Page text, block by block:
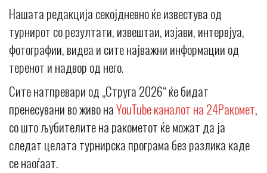
Нашата редакција секојдневно ќе известува од
турнирот со резултати, извештаи, изјави, интервјуа,
фотографии, видеа и сите најважни информации од
теренот и надвор од него.
Сите натпревари од „Струга 2026“ ќе бидат
пренесувани во живо наYouTube каналот на 24Ракомет,
со што љубителите на ракометот ќе можат да ја
следат целата турнирска програма без разлика каде
се наоѓаат.